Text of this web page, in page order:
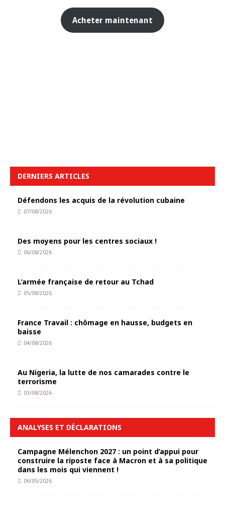
Acheter maintenant
DERNIERS ARTICLES
Défendons les acquis de la révolution cubaine
07/08/2026
Des moyens pour les centres sociaux !
06/08/2026
L’armée française de retour au Tchad
05/08/2026
France Travail : chômage en hausse, budgets en
baisse
04/08/2026
Au Nigeria, la lutte de nos camarades contre le
terrorisme
03/08/2026
ANALYSES ET DÉCLARATIONS
Campagne Mélenchon 2027 : un point d’appui pour
construire la riposte face à Macron et à sa politique
dans les mois qui viennent !
06/05/2026